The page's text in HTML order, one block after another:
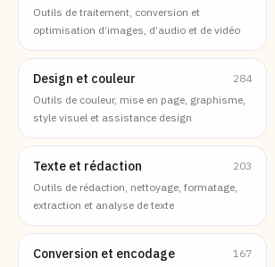
Outils de traitement, conversion et
optimisation d’images, d’audio et de vidéo
Design et couleur
284
Outils de couleur, mise en page, graphisme,
style visuel et assistance design
Texte et rédaction
203
Outils de rédaction, nettoyage, formatage,
extraction et analyse de texte
Conversion et encodage
167